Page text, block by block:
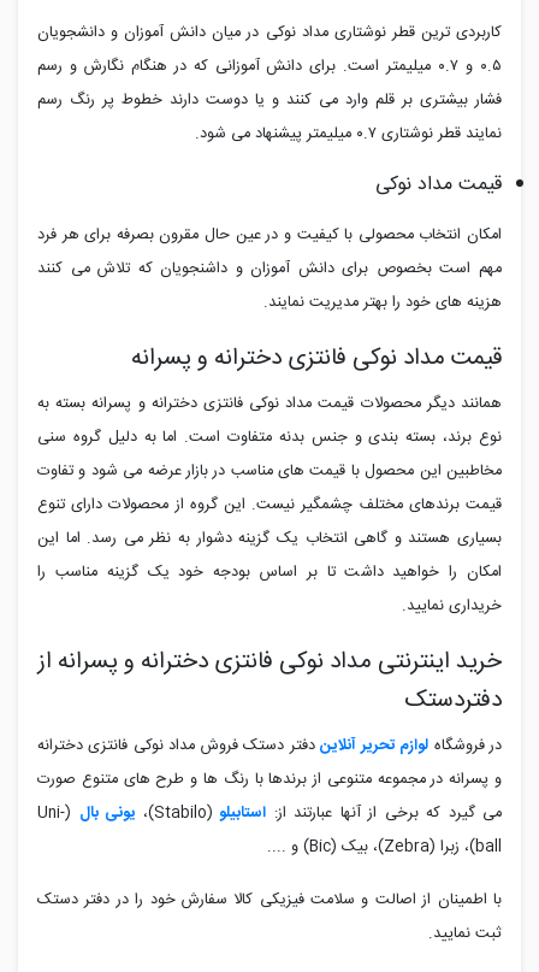
کاربردی ترین قطر نوشتاری مداد نوکی در میان دانش آموزان و دانشجویان
۰.۵ و ۰.۷ میلیمتر است. برای دانش آموزانی که در هنگام نگارش و رسم
فشار بیشتری بر قلم وارد می کنند و یا دوست دارند خطوط پر رنگ رسم
نمایند قطر نوشتاری ۰.۷ میلیمتر پیشنهاد می شود.
قیمت مداد نوکی
امکان انتخاب محصولی با کیفیت و در عین حال مقرون بصرفه برای هر فرد
مهم است بخصوص برای دانش آموزان و داشنجویان که تلاش می کنند
هزینه های خود را بهتر مدیریت نمایند.
قیمت مداد نوکی فانتزی دخترانه و پسرانه
همانند دیگر محصولات قیمت مداد نوکی فانتزی دخترانه و پسرانه بسته به
نوع برند، بسته بندی و جنس بدنه متفاوت است. اما به دلیل گروه سنی
مخاطبین این محصول با قیمت های مناسب در بازار عرضه می شود و تفاوت
قیمت برندهای مختلف چشمگیر نیست. این گروه از محصولات دارای تنوع
بسیاری هستند و گاهی انتخاب یک گزینه دشوار به نظر می رسد. اما این
امکان را خواهید داشت تا بر اساس بودجه خود یک گزینه مناسب را
خریداری نمایید.
خرید اینترنتی مداد نوکی فانتزی دخترانه و پسرانه از
دفتردستک
در فروشگاه لوازم تحریر آنلایندفتر دستک فروش مداد نوکی فانتزی دخترانه
و پسرانه در مجموعه متنوعی از برندها با رنگ ها و طرح های متنوع صورت
می گیرد که برخی از آنها عبارتند از: استابیلو (
Stabilo)، یونی بال (
Uni-
ball)، زبرا (Zebra)، بیک (Bic) و ....
با اطمینان از اصالت و سلامت فیزیکی کالا سفارش خود را در دفتر دستک
ثبت نمایید.